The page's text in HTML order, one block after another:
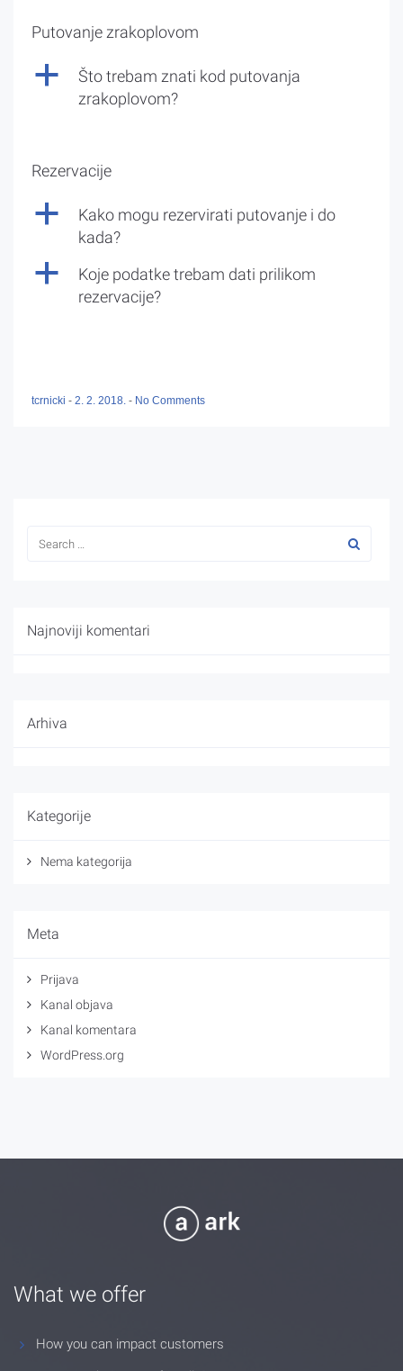
Putovanje zrakoplovom
a
Što trebam znati kod putovanja
zrakoplovom?
Rezervacije
a
Kako mogu rezervirati putovanje i do
kada?
a
Koje podatke trebam dati prilikom
rezervacije?
tcrnicki - 2. 2. 2018. - No Comments
Najnoviji komentari
Arhiva
Kategorije
Nema kategorija
Meta
Prijava
Kanal objava
Kanal komentara
WordPress.org
What we offer
How you can impact customers